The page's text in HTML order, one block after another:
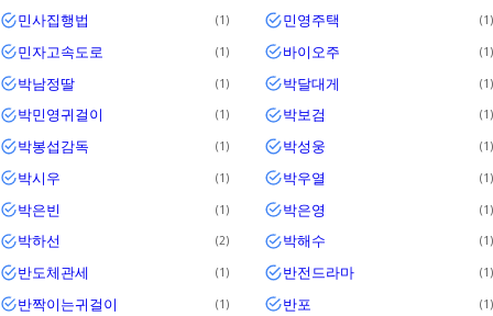
민사집행법 1 민영주택 1
민자고속도로 1 바이오주 1
박남정딸 1 박달대게 1
박민영귀걸이 1 박보검 1
박봉섭감독 1 박성웅 1
박시우 1 박우열 1
박은빈 1 박은영 1
박하선 2 박해수 1
반도체관세 1 반전드라마 1
반짝이는귀걸이 1 반포 1